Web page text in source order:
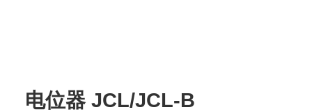
电位器 JCL/JCL-B